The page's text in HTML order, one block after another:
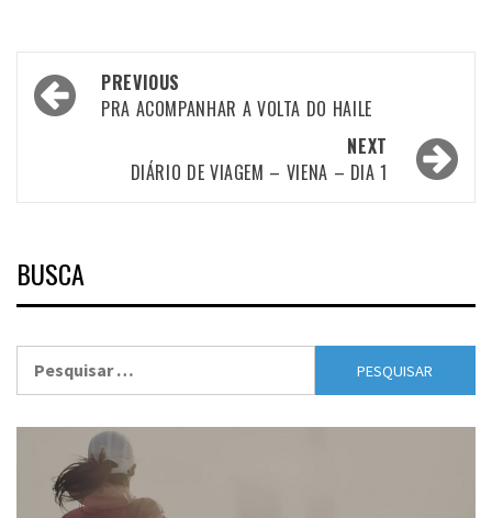
Post
navigation
PREVIOUS
PRA ACOMPANHAR A VOLTA DO HAILE
NEXT
DIÁRIO DE VIAGEM – VIENA – DIA 1
BUSCA